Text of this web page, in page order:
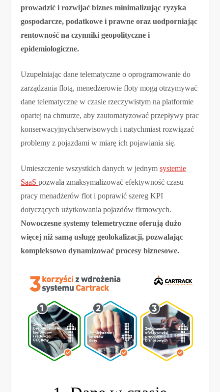
prowadzić i rozwijać biznes minimalizując ryzyka
gospodarcze, podatkowe i prawne oraz uodporniając
rentowność na czynniki geopolityczne i
epidemiologiczne.
Uzupełniając dane telematyczne o oprogramowanie do
zarządzania flotą, menedżerowie floty mogą otrzymywać
dane telematyczne w czasie rzeczywistym na platformie
opartej na chmurze, aby zautomatyzować przepływy prac
konserwacyjnych/serwisowych i natychmiast rozwiązać
problemy z pojazdami w miarę ich pojawiania się.
Umieszczenie wszystkich danych w jednymsystemie
SaaSpozwala zmaksymalizować efektywność czasu
pracy menadżerów flot i poprawić szereg KPI
dotyczących użytkowania pojazdów firmowych.
Nowoczesne systemy telemetryczne oferują dużo
więcej niż samą usługę geolokalizacji, pozwalając
kompleksowo dynamizować procesy biznesowe.